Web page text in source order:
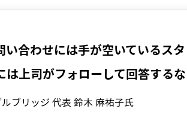
い合わせには手が空いているス
上司がフォローして回答する
ブリッジ 代表 鈴木 麻祐子氏